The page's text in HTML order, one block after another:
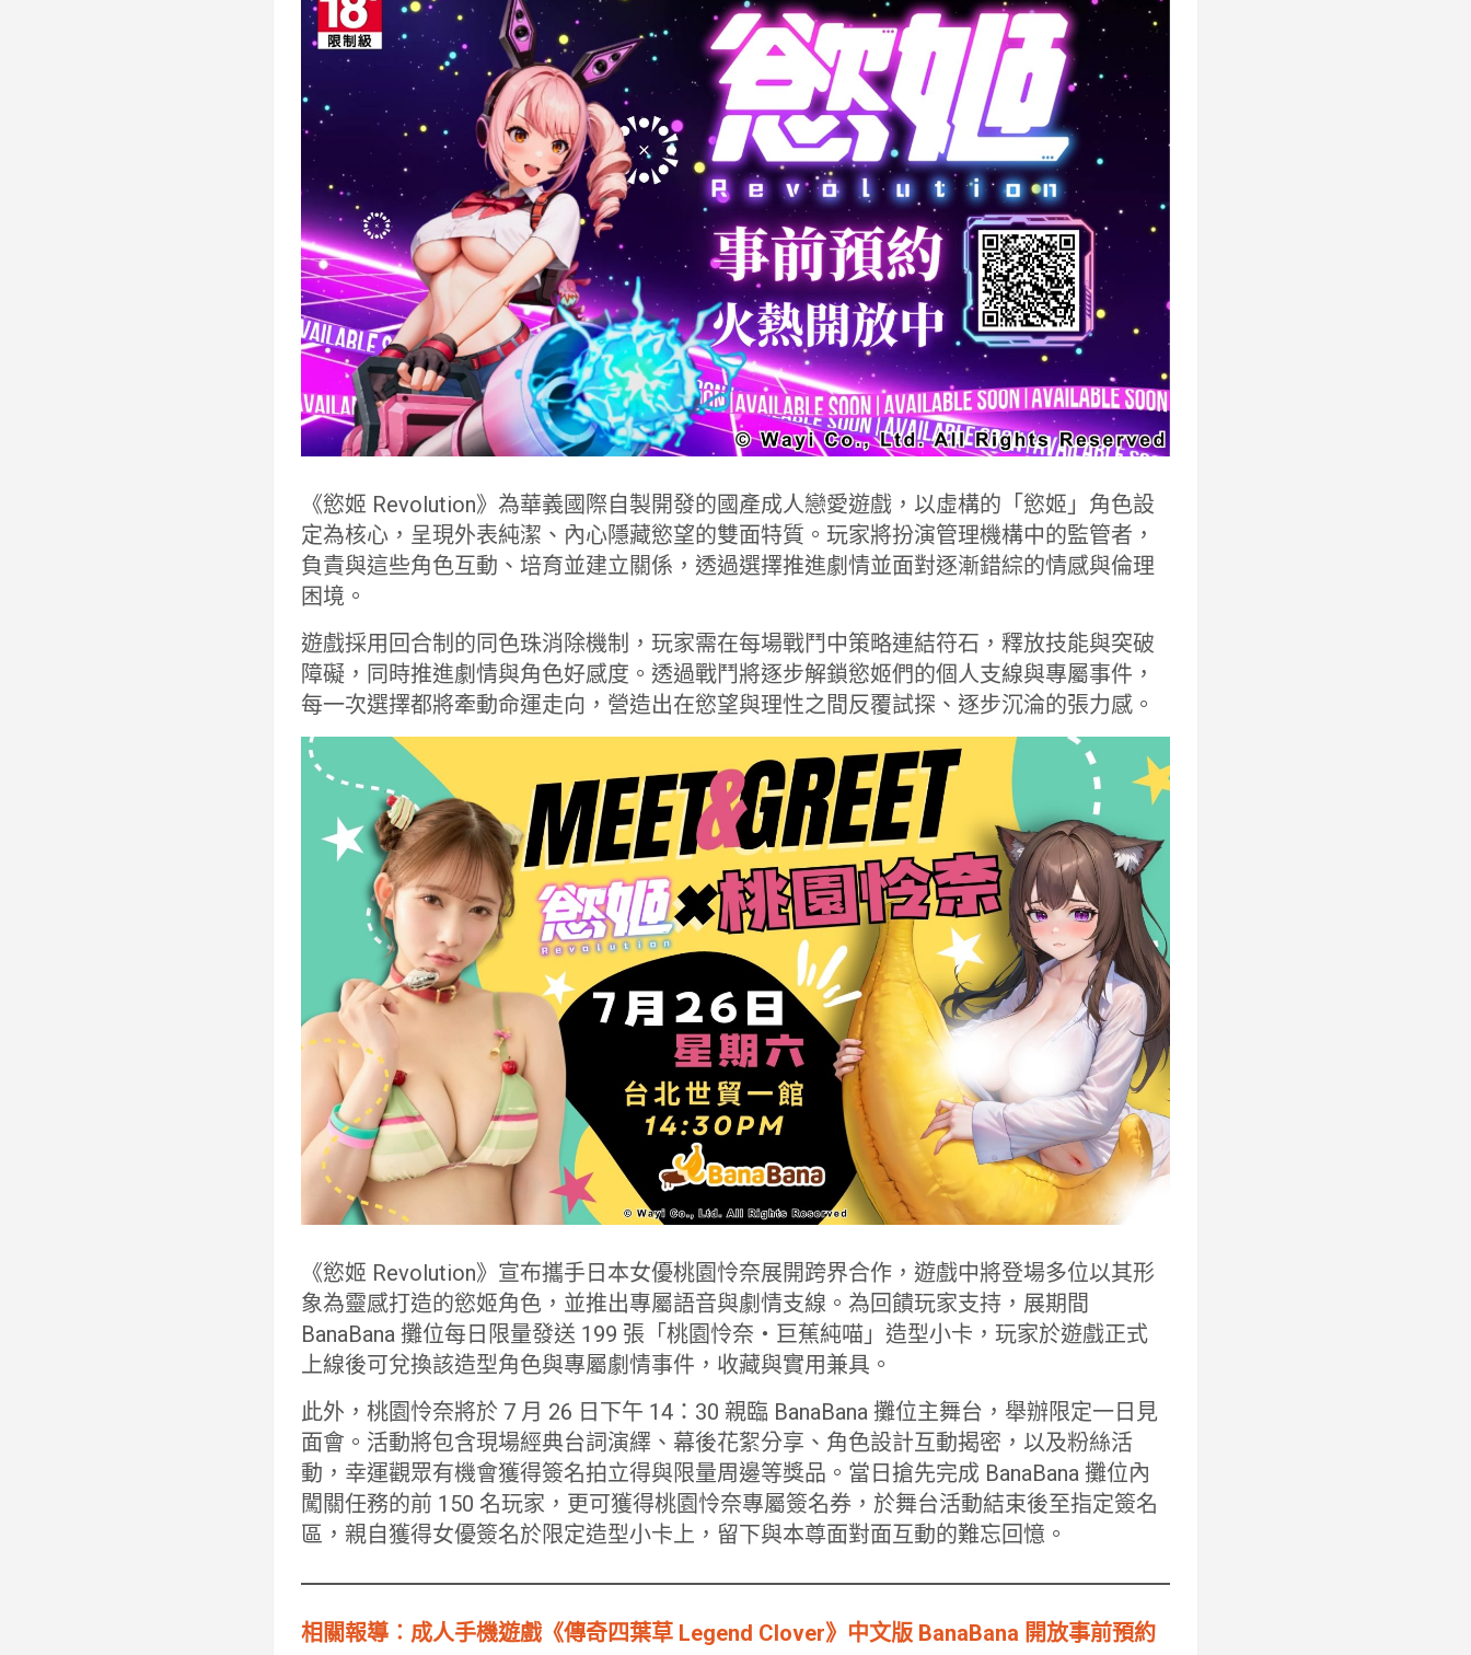
《慾姬 Revolution》為華義國際自製開發的國產成人戀愛遊戲，以虛構的「慾姬」角色設
定為核心，呈現外表純潔、內心隱藏慾望的雙面特質。玩家將扮演管理機構中的監管者，
負責與這些角色互動、培育並建立關係，透過選擇推進劇情並面對逐漸錯綜的情感與倫理
困境。
遊戲採用回合制的同色珠消除機制，玩家需在每場戰鬥中策略連結符石，釋放技能與突破
障礙，同時推進劇情與角色好感度。透過戰鬥將逐步解鎖慾姬們的個人支線與專屬事件，
每一次選擇都將牽動命運走向，營造出在慾望與理性之間反覆試探、逐步沉淪的張力感。
《慾姬 Revolution》宣布攜手日本女優桃園怜奈展開跨界合作，遊戲中將登場多位以其形
象為靈感打造的慾姬角色，並推出專屬語音與劇情支線。為回饋玩家支持，展期間
BanaBana 攤位每日限量發送 199 張「桃園怜奈・巨蕉純喵」造型小卡，玩家於遊戲正式
上線後可兌換該造型角色與專屬劇情事件，收藏與實用兼具。
此外，桃園怜奈將於 7 月 26 日下午 14：30 親臨 BanaBana 攤位主舞台，舉辦限定一日見
面會。活動將包含現場經典台詞演繹、幕後花絮分享、角色設計互動揭密，以及粉絲活
動，幸運觀眾有機會獲得簽名拍立得與限量周邊等獎品。當日搶先完成 BanaBana 攤位內
闖關任務的前 150 名玩家，更可獲得桃園怜奈專屬簽名券，於舞台活動結束後至指定簽名
區，親自獲得女優簽名於限定造型小卡上，留下與本尊面對面互動的難忘回憶。
相關報導︰成人手機遊戲《傳奇四葉草 Legend Clover》中文版 BanaBana 開放事前預約